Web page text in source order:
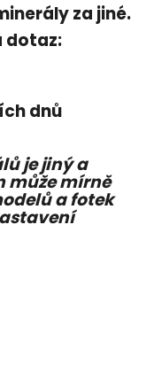
za jiné.
dotaz:
dnů
je jiný a
může mírně
a fotek